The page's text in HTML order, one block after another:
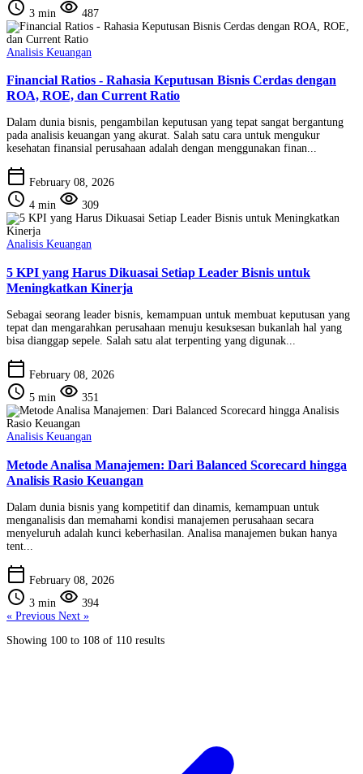
schedule 3 min visibility 487
Analisis Keuangan
Financial Ratios - Rahasia Keputusan Bisnis Cerdas dengan
ROA, ROE, dan Current Ratio
Dalam dunia bisnis, pengambilan keputusan yang tepat sangat bergantung
pada analisis keuangan yang akurat. Salah satu cara untuk mengukur
kesehatan finansial perusahaan adalah dengan menggunakan finan...
calendar_today February 08, 2026
schedule 4 min visibility 309
Analisis Keuangan
5 KPI yang Harus Dikuasai Setiap Leader Bisnis untuk
Meningkatkan Kinerja
Sebagai seorang leader bisnis, kemampuan untuk membuat keputusan yang
tepat dan mengarahkan perusahaan menuju kesuksesan bukanlah hal yang
bisa dianggap sepele. Salah satu alat terpenting yang digunak...
calendar_today February 08, 2026
schedule 5 min visibility 351
Analisis Keuangan
Metode Analisa Manajemen: Dari Balanced Scorecard hingga
Analisis Rasio Keuangan
Dalam dunia bisnis yang kompetitif dan dinamis, kemampuan untuk
menganalisis dan memahami kondisi manajemen perusahaan secara
menyeluruh adalah kunci keberhasilan. Analisa manajemen bukan hanya
tent...
calendar_today February 08, 2026
schedule 3 min visibility 394
« Previous Next »
Showing 100 to 108 of 110 results